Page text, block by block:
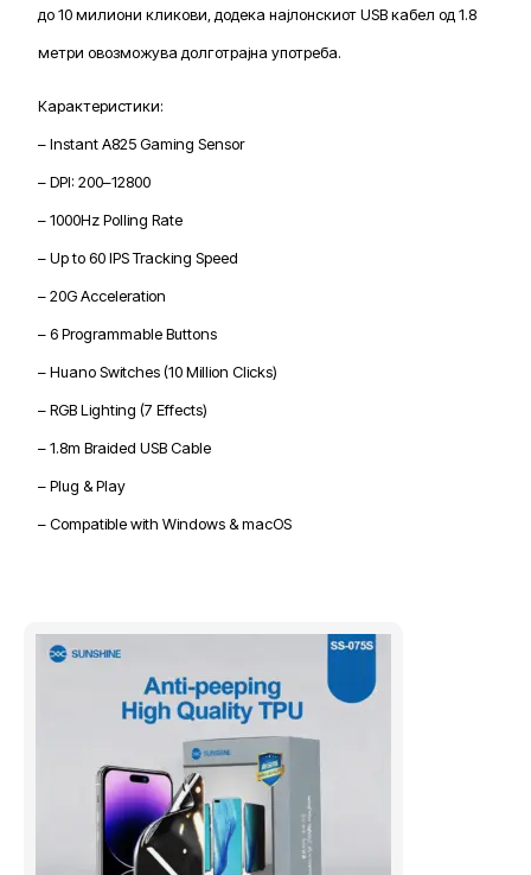
до 10 милиони кликови, додека најлонскиот USB кабел од 1.8
метри овозможува долготрајна употреба.
Карактеристики:
– Instant A825 Gaming Sensor
– DPI: 200–12800
– 1000Hz Polling Rate
– Up to 60 IPS Tracking Speed
– 20G Acceleration
– 6 Programmable Buttons
– Huano Switches (10 Million Clicks)
– RGB Lighting (7 Effects)
– 1.8m Braided USB Cable
– Plug & Play
– Compatible with Windows & macOS